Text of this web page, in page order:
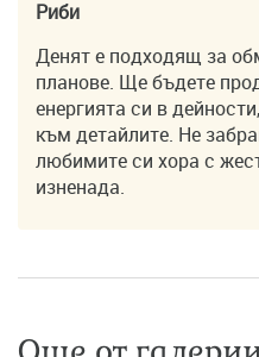
Риби
Денят е подходящ за
планове. Ще бъдете
енергията си в
към детайлите. Не
любимите си хора с
изненада.